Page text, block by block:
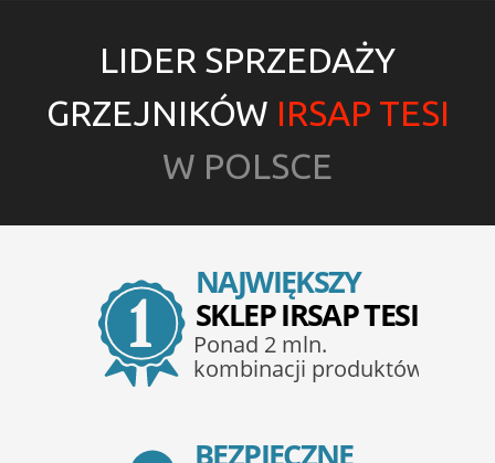
LIDER SPRZEDAŻY
GRZEJNIKÓW IRSAP TESI
W POLSCE